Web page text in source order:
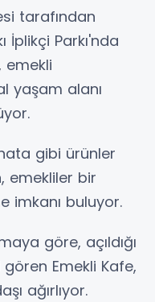
tarafından
İplikçi Parkı'nda
emekli
yaşam alanı
gibi ürünler
emekliler bir
imkanı buluyor.
göre, açıldığı
Emekli Kafe,
ağırlıyor.